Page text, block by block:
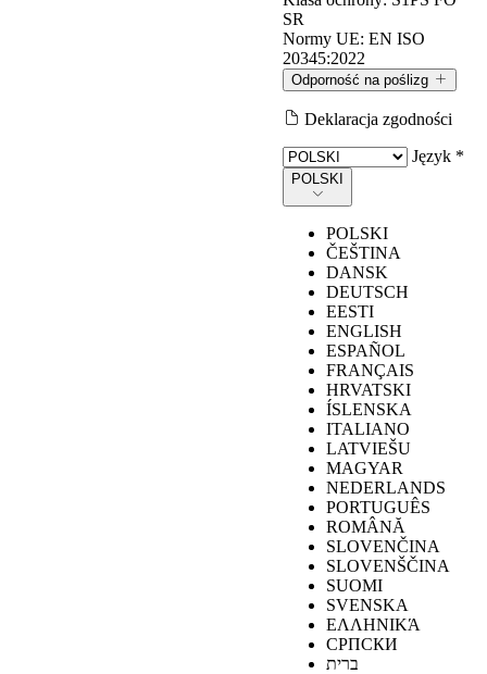
SR
Normy UE: EN ISO
20345:2022
Odporność na poślizg
20345:2022, metodą testową określoną w normie EN 13287.
U‑POWER
0,31
0,28
Deklaracja zgodności
Język *
POLSKI
POLSKI
ČEŠTINA
DANSK
DEUTSCH
EESTI
ENGLISH
ESPAÑOL
FRANÇAIS
HRVATSKI
ÍSLENSKA
ITALIANO
LATVIEŠU
MAGYAR
NEDERLANDS
PORTUGUÊS
ROMÂNĂ
SLOVENČINA
SLOVENŠČINA
SUOMI
SVENSKA
ΕΛΛΗΝΙΚΆ
СРПСКИ
ברית